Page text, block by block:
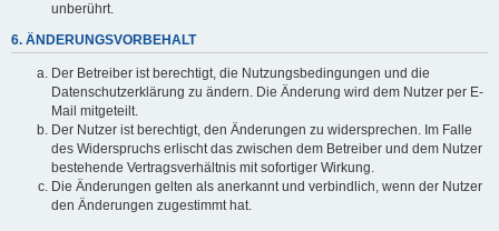
unberührt.
6. ÄNDERUNGSVORBEHALT
Der Betreiber ist berechtigt, die Nutzungsbedingungen und die
Datenschutzerklärung zu ändern. Die Änderung wird dem Nutzer per E-
Mail mitgeteilt.
Der Nutzer ist berechtigt, den Änderungen zu widersprechen. Im Falle
des Widerspruchs erlischt das zwischen dem Betreiber und dem Nutzer
bestehende Vertragsverhältnis mit sofortiger Wirkung.
Die Änderungen gelten als anerkannt und verbindlich, wenn der Nutzer
den Änderungen zugestimmt hat.